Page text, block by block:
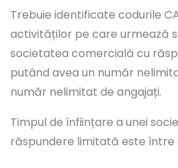
Trebuie identificate codurile
activităților pe care urmează
societatea comercială cu
putând avea un număr
număr nelimitat de angajați.
Timpul de înființare a unei
răspundere limitată este între